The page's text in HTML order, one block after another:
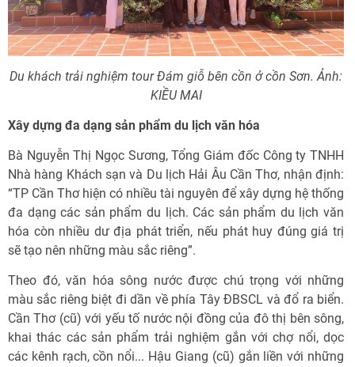
Du khách trải nghiệm tour Đám giỗ bên cồn ở cồn Sơn. Ảnh:
KIỀU MAI
Xây dựng đa dạng sản phẩm du lịch văn hóa
Bà Nguyễn Thị Ngọc Sương, Tổng Giám đốc Công ty TNHH
Nhà hàng Khách sạn và Du lịch Hải Âu Cần Thơ, nhận định:
“TP Cần Thơ hiện có nhiều tài nguyên để xây dựng hệ thống
đa dạng các sản phẩm du lịch. Các sản phẩm du lịch văn
hóa còn nhiều dư địa phát triển, nếu phát huy đúng giá trị
sẽ tạo nên những màu sắc riêng”.
Theo đó, văn hóa sông nước được chú trọng với những
màu sắc riêng biệt đi dần về phía Tây ÐBSCL và đổ ra biển.
Cần Thơ (cũ) với yếu tố nước nội đồng của đô thị bên sông,
khai thác các sản phẩm trải nghiệm gắn với chợ nổi, dọc
các kênh rạch, cồn nổi... Hậu Giang (cũ) gắn liền với những